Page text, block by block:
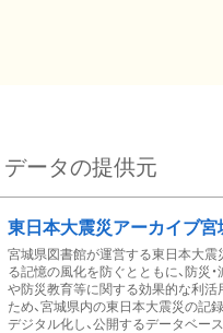
データの提供元
東日本大震災アーカイブ宮
宮城県図書館が運営する東日本大震
る記憶の風化を防ぐとともに、防災
や防災教育等に関する効果的な利活
ため、宮城県内の東日本大震災の記録
デジタル化し、公開するデータベー